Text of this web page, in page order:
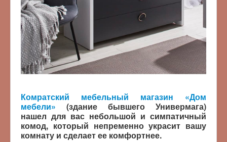
Комратский мебельный магазин «Дом
мебели» (здание бывшего Универмага)
нашел для вас небольшой и симпатичный
комод, который непременно украсит вашу
комнату и сделает ее комфортнее.